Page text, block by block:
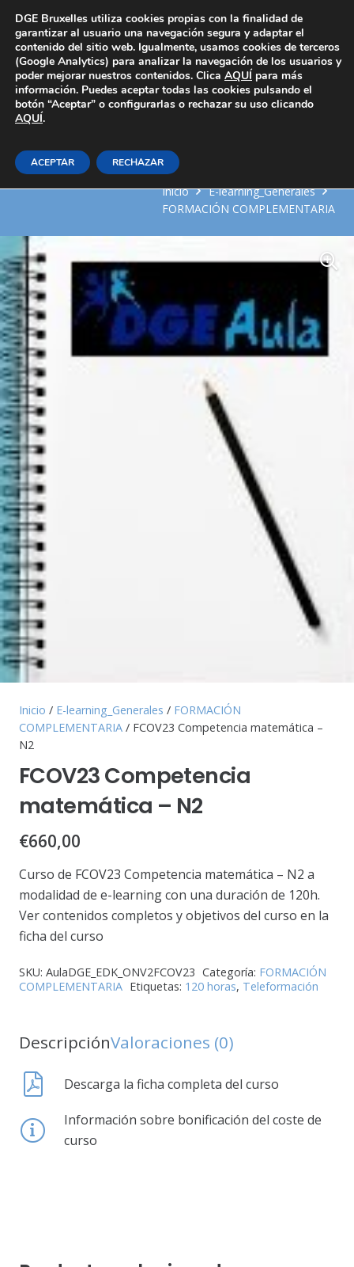
Área Privada
FCOV23 Competencia
matemática – N2
Inicio
E-learning_Generales
FORMACIÓN COMPLEMENTARIA
Inicio / E-learning_Generales / FORMACIÓN
COMPLEMENTARIA / FCOV23 Competencia matemática –
N2
FCOV23 Competencia
matemática – N2
€660,00
Curso de FCOV23 Competencia matemática – N2 a
modalidad de e-learning con una duración de 120h.
Ver contenidos completos y objetivos del curso en la
ficha del curso
SKU: AulaDGE_EDK_ONV2FCOV23 Categoría: FORMACIÓN
COMPLEMENTARIA Etiquetas: 120 horas, Teleformación
DescripciónValoraciones (0)
Descarga la ficha completa del curso
Información sobre bonificación del coste de
curso
DGE Bruxelles utiliza cookies propias con la finalidad de
garantizar al usuario una navegación segura y adaptar el
contenido del sitio web. Igualmente, usamos cookies de terceros
(Google Analytics) para analizar la navegación de los usuarios y
poder mejorar nuestros contenidos. Clica AQUÍ para más
información. Puedes aceptar todas las cookies pulsando el
botón “Aceptar” o configurarlas o rechazar su uso clicando
AQUÍ.
ACEPTAR RECHAZAR